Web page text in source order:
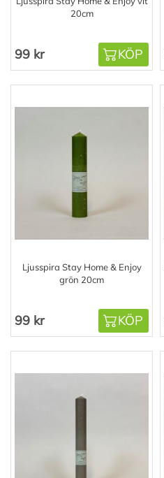
20cm
99 kr KÖP
Ljusspira Stay Home & Enjoy
grön 20cm
99 kr KÖP